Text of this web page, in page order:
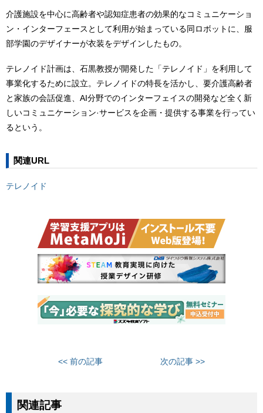
介護施設を中心に高齢者や認知症患者の効果的なコミュニケーショ
ン・インターフェースとして利用が始まっている同ロボットに、服
部学園のデザイナーが衣装をデザインしたもの。
テレノイド計画は、石黒教授が開発した「テレノイド」を利用して
事業化するために設立。テレノイドの特長を活かし、要介護高齢者
と家族の会話促進、AI分野でのインターフェイスの開発など全く新
しいコミュニケーション·サービスを企画・提供する事業を行ってい
るという。
関連URL
テレノイド
<< 前の記事 次の記事 >>
関連記事